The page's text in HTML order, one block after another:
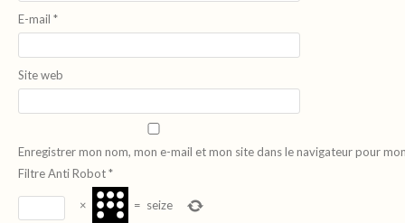
E-mail *
Site web
Enregistrer mon nom, mon e-mail et mon site dans le navigateur pour
Filtre Anti Robot*
× = seize